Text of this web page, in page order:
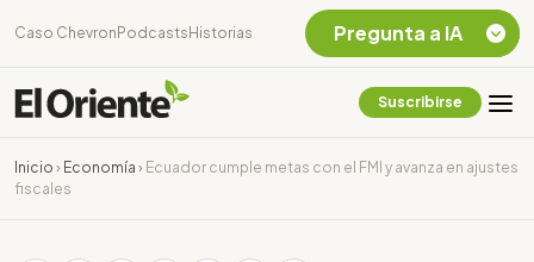
Caso Chevron Podcasts Historias
Suscribirse
Inicio › Economía › Ecuador cumple metas con el FMI y avanza en ajustes
fiscales
Pregunta a IA
Chevron Ecuador